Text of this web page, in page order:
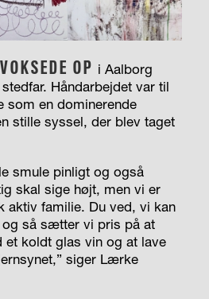
OP i Aalborg
Håndarbejdet var til
som en dominerende
stille syssel, der blev taget
smule pinligt og også
skal sige højt, men vi er
familie. Du ved, vi kan
så sætter vi pris på at
et koldt glas vin og at lave
siger Lærke